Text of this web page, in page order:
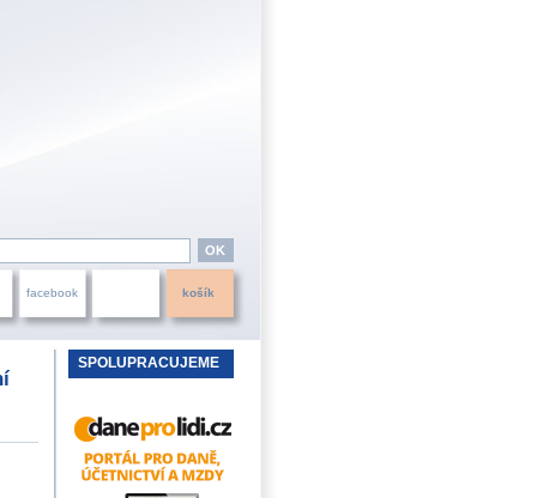
facebook košík
SPOLUPRACUJEME